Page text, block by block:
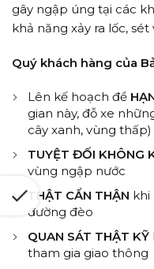
gây ngập úng tại các
khả năng xảy ra lốc,
Quý khách hàng của
Lên kế hoạch để
gian này, đỗ xe
cây xanh, vùng thấp)
TUYỆT ĐỐI KHÔNG
vùng ngập nước
THẬT CẨN THẬN khi
đường đèo
QUAN SÁT THẬT KỸ
tham gia giao thông